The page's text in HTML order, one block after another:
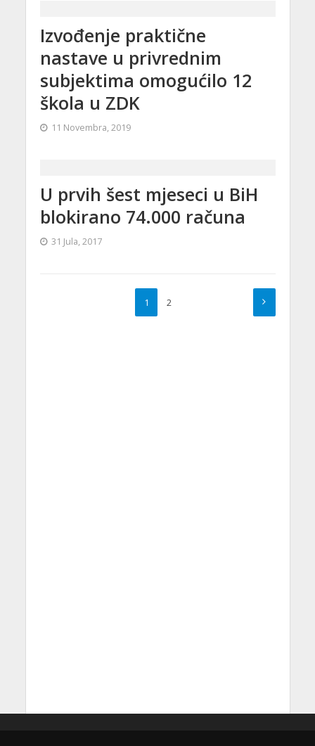
Izvođenje praktične
nastave u privrednim
subjektima omogućilo 12
škola u ZDK
11 Novembra, 2019
U prvih šest mjeseci u BiH
blokirano 74.000 računa
31 Jula, 2017
1 2